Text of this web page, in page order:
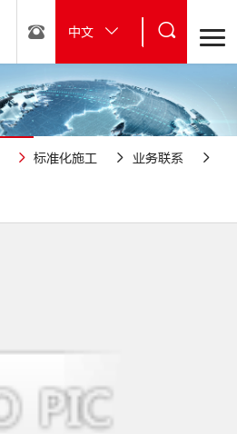
中文
标准化施工 业务联系